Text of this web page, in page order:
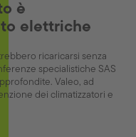
è
elettriche
ricaricarsi senza
specialistiche SAS
Valeo, ad
dei climatizzatori e